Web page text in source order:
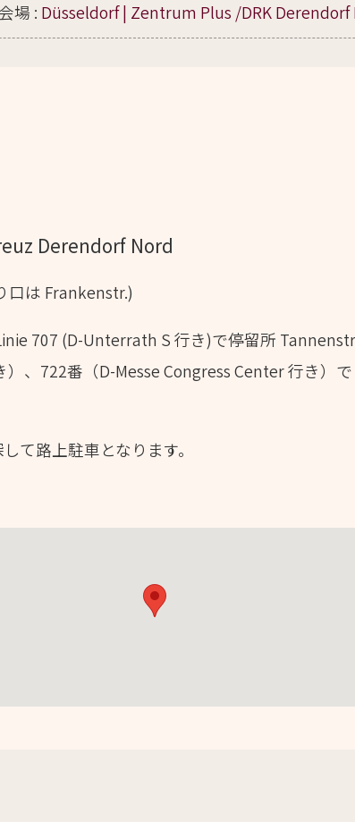
会場 : Düsseldorf | Zentrum Plus /DRK Derendorf
Derendorf Nord
口は Frankenstr.)
707 (D-Unterrath S 行き)で停留所
、722番（D-Messe Congress Center 行き）
て路上駐車となります。